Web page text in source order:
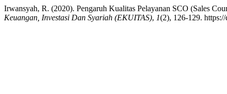
Irwansyah, R. (2020). Pengaruh Kualitas Pelayanan SCO (Sales
Keuangan, Investasi Dan Syariah (EKUITAS), 1(2), 126-129.